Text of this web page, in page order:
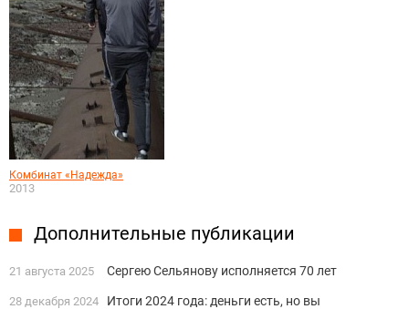
Комбинат «Надежда»
2013
Дополнительные публикации
21 августа 2025 Сергею Сельянову исполняется 70 лет
28 декабря 2024
Итоги 2024 года: деньги есть, но вы